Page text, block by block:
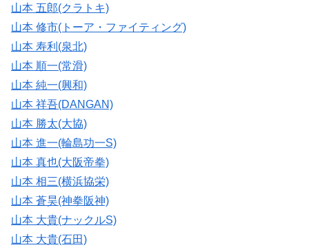
山本 五郎(クラトキ)
山本 修市(トーア・ファイティング)
山本 寿利(泉北)
山本 順一(常滑)
山本 純一(興和)
山本 祥吾(DANGAN)
山本 勝太(大協)
山本 進一(輪島功一S)
山本 真也(大阪帝拳)
山本 相三(横浜協栄)
山本 蒼昊(神拳阪神)
山本 大貴(ナックルS)
山本 大貴(石田)